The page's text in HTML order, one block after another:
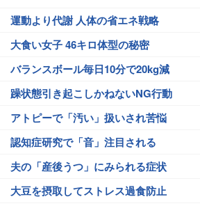
運動より代謝 人体の省エネ戦略
大食い女子 46キロ体型の秘密
バランスボール毎日10分で20kg減
躁状態引き起こしかねないNG行動
アトピーで「汚い」扱いされ苦悩
認知症研究で「音」注目される
夫の「産後うつ」にみられる症状
大豆を摂取してストレス過食防止